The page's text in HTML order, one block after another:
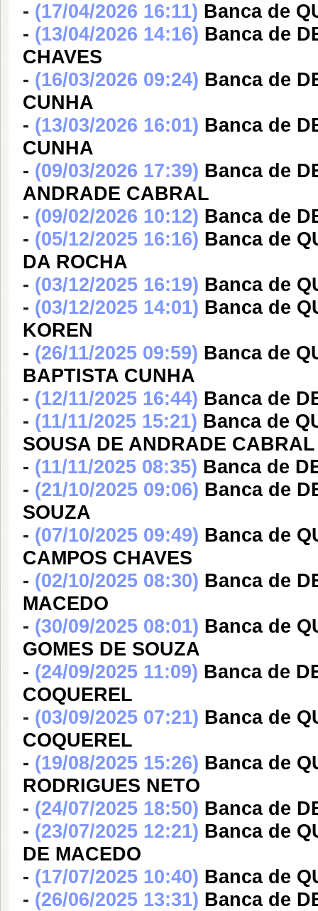
- (17/04/2026 16:11) Banca de
- (13/04/2026 14:16) Banca de
CHAVES
- (16/03/2026 09:24) Banca de
CUNHA
- (13/03/2026 16:01) Banca de
CUNHA
- (09/03/2026 17:39) Banca de
ANDRADE CABRAL
- (09/02/2026 10:12) Banca de
- (05/12/2025 16:16) Banca de
DA ROCHA
- (03/12/2025 16:19) Banca de
- (03/12/2025 14:01) Banca de
KOREN
- (26/11/2025 09:59) Banca de
BAPTISTA CUNHA
- (12/11/2025 16:44) Banca de
- (11/11/2025 15:21) Banca de
SOUSA DE ANDRADE CABRAL
- (11/11/2025 08:35) Banca de
- (21/10/2025 09:06) Banca de
SOUZA
- (07/10/2025 09:49) Banca de
CAMPOS CHAVES
- (02/10/2025 08:30) Banca de
MACEDO
- (30/09/2025 08:01) Banca de
GOMES DE SOUZA
- (24/09/2025 11:09) Banca de
COQUEREL
- (03/09/2025 07:21) Banca de
COQUEREL
- (19/08/2025 15:26) Banca de
RODRIGUES NETO
- (24/07/2025 18:50) Banca de
- (23/07/2025 12:21) Banca de
DE MACEDO
- (17/07/2025 10:40) Banca de
- (26/06/2025 13:31) Banca de